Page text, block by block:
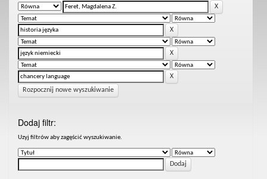
Rozpocznij nowe wyszukiwanie
Dodaj filtr:
Uzyj filtrów aby zagęścić wyszukiwanie.